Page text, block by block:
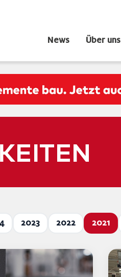
News Über uns
2023 2022 2021